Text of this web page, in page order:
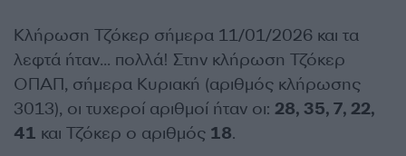
Κλήρωση Τζόκερ σήμερα 11/01/2026 και τα
λεφτά ήταν… πολλά! Στην κλήρωση Τζόκερ
ΟΠΑΠ, σήμερα Κυριακή (αριθμός κλήρωσης
3013), οι τυχεροί αριθμοί ήταν οι: 28, 35, 7, 22,
41 και Τζόκερ ο αριθμός 18.